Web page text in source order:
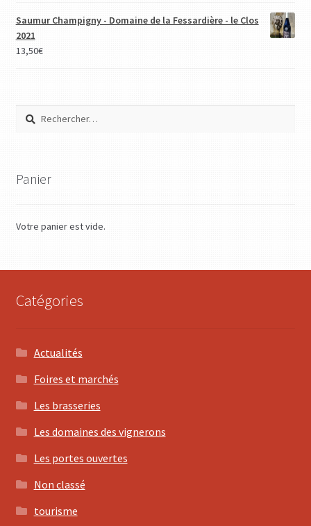
Saumur Champigny - Domaine de la Fessardière - le Clos
2021
13,50€
Rechercher :
Panier
Votre panier est vide.
Catégories
Actualités
Foires et marchés
Les brasseries
Les domaines des vignerons
Les portes ouvertes
Non classé
tourisme